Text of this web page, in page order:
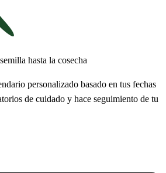
hasta la cosecha
personalizado basado en tus fechas
de cuidado y hace seguimiento de tu